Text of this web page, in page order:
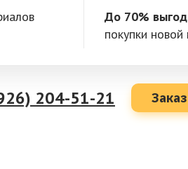
До 70%
покупки
204-51-21